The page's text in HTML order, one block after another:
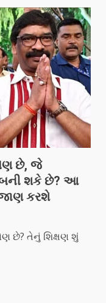
છે, જે
બની શકે છે? આ
જાણ કરશે
છે? તેનું શિક્ષણ શું